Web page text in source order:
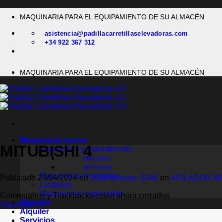
MAQUINARIA PARA EL EQUIPAMIENTO DE SU ALMACÉN
asistencia@padillacarretillaselevadoras.com
+34 922 367 312
MAQUINARIA PARA EL EQUIPAMIENTO DE SU ALMACÉN
Maquinaria nueva
Maquinaria y manutención
Mitsubishi
MB Forklift
Maquinaria de arrastre
Limpieza
Maquinarias especiales
Ocasión
Alquiler
Servicios
MITUBISHI 4
Publicado 29/04/2024en1536 &veces; 2048 en APILADOR
Comentarios y Trackbacks están ahora cerrados.
Siguiente→